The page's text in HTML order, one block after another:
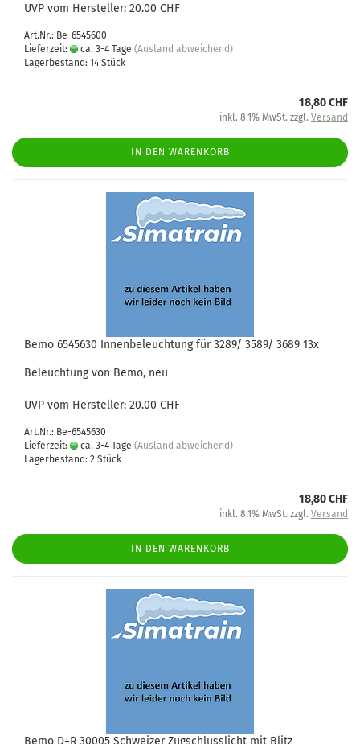
UVP vom Hersteller: 20.00 CHF
Art.Nr.: Be-6545600
Lieferzeit:
ca. 3-4 Tage (Ausland abweichend)
Lagerbestand: 14 Stück
18,80 CHF
inkl. 8.1% MwSt. zzgl. Versand
IN DEN WARENKORB
Bemo 6545630 Innenbeleuchtung für 3289/ 3589/ 3689 13x
Beleuchtung von Bemo, neu
UVP vom Hersteller: 20.00 CHF
Art.Nr.: Be-6545630
Lieferzeit:
ca. 3-4 Tage (Ausland abweichend)
Lagerbestand: 2 Stück
18,80 CHF
inkl. 8.1% MwSt. zzgl. Versand
IN DEN WARENKORB
Bemo D+R 30005 Schweizer Zugschlusslicht mit Blitz